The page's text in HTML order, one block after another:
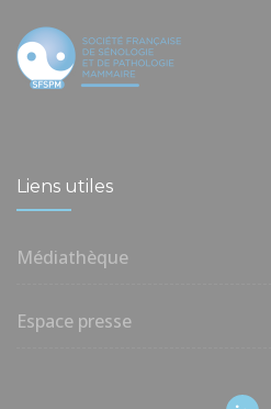
Liens utiles
Médiathèque
Espace presse